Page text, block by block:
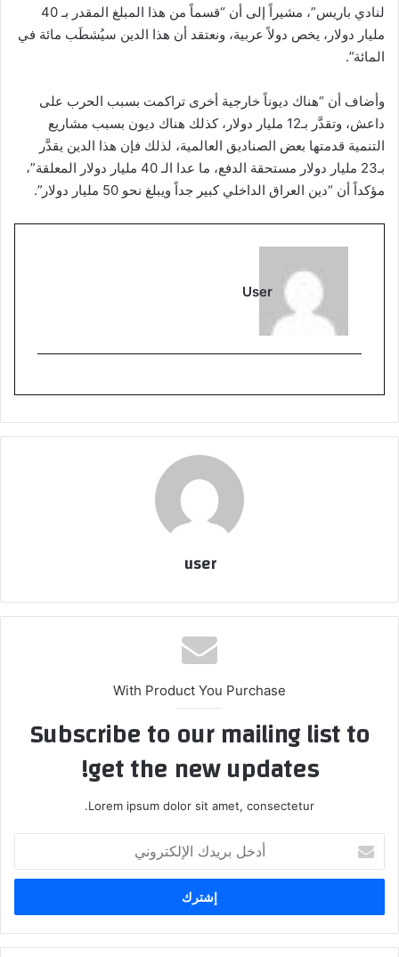
لنادي باريس”، مشيراً إلى أن “قسماً من هذا المبلغ المقدر بـ 40
مليار دولار، يخص دولاً عربية، ونعتقد أن هذا الدين سيُشطَب مائة في
المائة”.
وأضاف أن “هناك ديوناً خارجية أخرى تراكمت بسبب الحرب على
داعش، وتقدَّر بـ12 مليار دولار، كذلك هناك ديون بسبب مشاريع
التنمية قدمتها بعض الصناديق العالمية، لذلك فإن هذا الدين يقدَّر
بـ23 مليار دولار مستحقة الدفع، ما عدا الـ 40 مليار دولار المعلقة”،
مؤكداً أن “دين العراق الداخلي كبير جداً ويبلغ نحو 50 مليار دولار”.
User
user
With Product You Purchase
Subscribe to our mailing list to
get the new updates!
Lorem ipsum dolor sit amet, consectetur.
بريدك
الإلكتروني